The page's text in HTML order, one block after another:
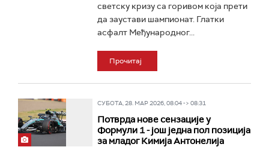
светску кризу са горивом која прети
да заустави шампионат. Глатки
асфалт Међународног...
Прочитај
СУБОТА, 28. МАР 2026, 08:04 -> 08:31
Потврда нове сензације у
Формули 1 - још једна пол позиција
за младог Кимија Антонелија